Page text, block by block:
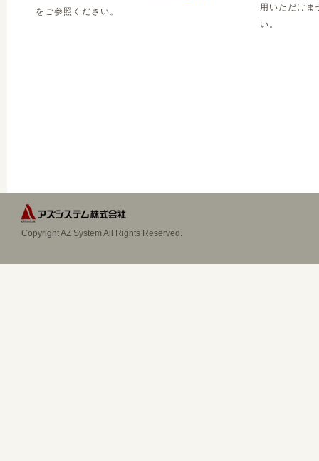
をご参照ください。
用いただけま
い。
Copyright AZ System All Rights Reserved.